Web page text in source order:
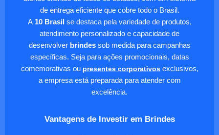
de entrega eficiente que cobre todo o Brasil.
A10 Brasilse destaca pela variedade de produtos,
atendimento personalizado e capacidade de
desenvolver brindessob medida para campanhas
específicas. Seja para ações promocionais, datas
comemorativas ou presentes corporativosexclusivos,
a empresa está preparada para atender com
excelência.
Vantagens de Investir em Brindes